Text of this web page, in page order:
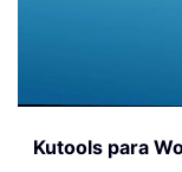
Kutools para